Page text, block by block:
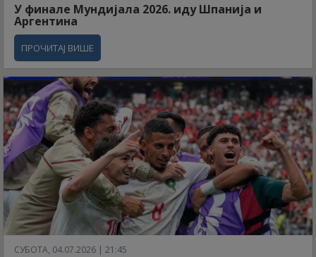
У финале Мундијала 2026. иду Шпанија и
Аргентина
ПРОЧИТАЈ ВИШЕ
СУБОТА, 04.07.2026 | 21:45